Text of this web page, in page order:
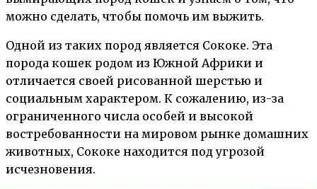
можно сделать, чтобы помочь им выжить.
Одной из таких пород является Сококе. Эта
порода кошек родом из Южной Африки и
отличается своей рисованной шерстью и
социальным характером. К сожалению, из-за
ограниченного числа особей и высокой
востребованности на мировом рынке домашних
животных, Сококе находится под угрозой
исчезновения.